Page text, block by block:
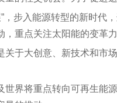
，步入能源转型的新时
重点关注太阳能的变革
关于大创意、新技术和市
世界将重点转向可再生能